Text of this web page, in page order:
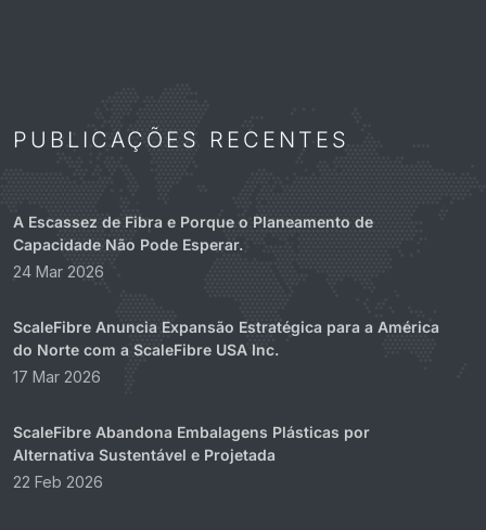
PUBLICAÇÕES RECENTES
A Escassez de Fibra e Porque o Planeamento de
Capacidade Não Pode Esperar.
24 Mar 2026
ScaleFibre Anuncia Expansão Estratégica para a América
do Norte com a ScaleFibre USA Inc.
17 Mar 2026
ScaleFibre Abandona Embalagens Plásticas por
Alternativa Sustentável e Projetada
22 Feb 2026